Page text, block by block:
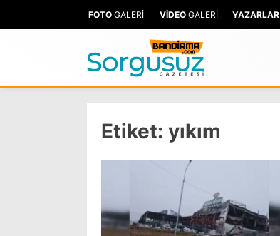
FOTO GALERİ VİDEO GALERİ YAZARLAR
Etiket: yıkım